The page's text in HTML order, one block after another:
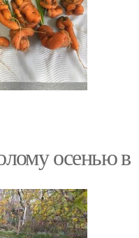
осенью в